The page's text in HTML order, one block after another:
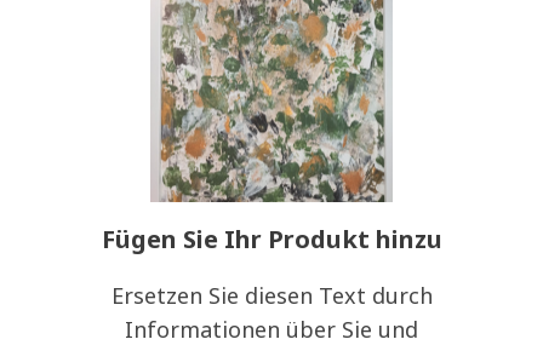
Fügen Sie Ihr Produkt hinzu
Ersetzen Sie diesen Text durch
Informationen über Sie und